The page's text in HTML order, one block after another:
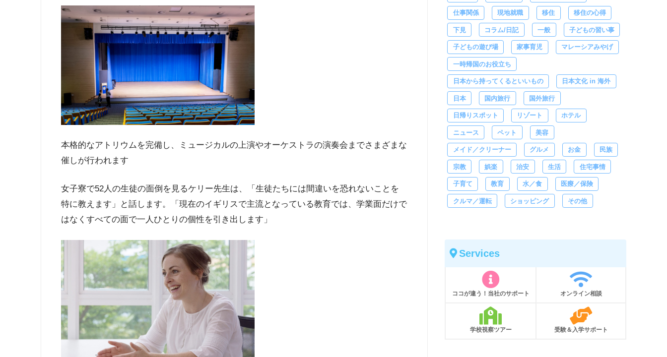
本格的なアトリウムを完備し、ミュージカルの上演やオーケストラの演奏会までさまざまな
催しが行われます
女子寮で52人の生徒の面倒を見るケリー先生は、「生徒たちには間違いを恐れないことを
特に教えます」と話します。「現在のイギリスで主流となっている教育では、学業面だけで
はなくすべての面で一人ひとりの個性を引き出します」
仕事関係 現地就職 移住 移住の心得
下見 コラム/日記 一般 子どもの習い事
子どもの遊び場 家事育児 マレーシアみやげ
一時帰国のお役立ち
日本から持ってくるといいもの 日本文化 in 海外
日本 国内旅行 国外旅行
日帰りスポット リゾート ホテル
ニュース ペット 美容
メイド／クリーナー グルメ お金 民族
宗教 娯楽 治安 生活 住宅事情
子育て 教育 水／食 医療／保険
クルマ／運転 ショッピング その他
Services
ココが違う！当社のサポート オンライン相談
学校視察ツアー 受験＆入学サポート